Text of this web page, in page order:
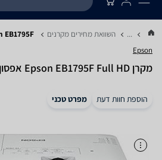
... השוואת מחירים מקרנים EB1795F
Epson
מקרן Epson EB1795F Full HD אפסון
הוספת חוות דעת מפרט טכני